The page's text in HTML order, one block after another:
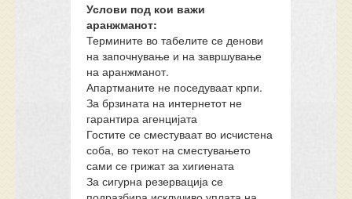
Услови под кои важи
аранжманот:
Термините во табелите се денови
на започнување и на завршување
на аранжманот.
Апартманите не поседуваат крпи.
За брзината на интернетот не
гарантира агенцијата
Гостите се сместуваат во исчистена
соба, во текот на сместувањето
сами се грижат за хигиената
За сигурна резервација се